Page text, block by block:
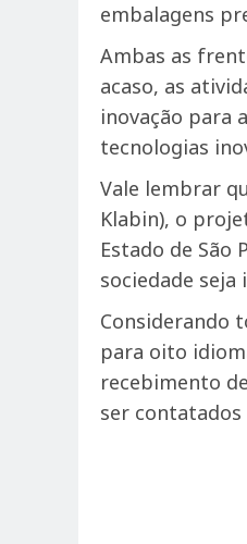
embalagens
Ambas as
acaso, as
inovação para
tecnologias
Vale lembrar
Klabin), o
Estado de São
sociedade
Considerando
para oito
recebimento
ser contatados